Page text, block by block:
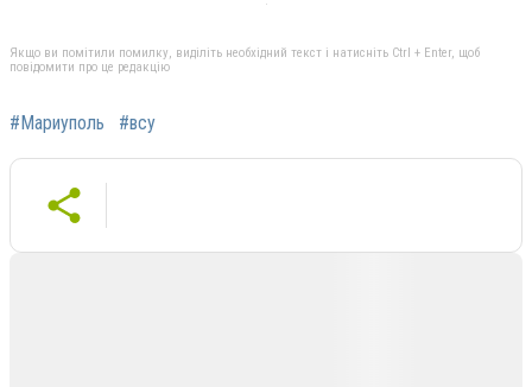
Якщо ви помітили помилку, виділіть необхідний текст і натисніть Ctrl + Enter, щоб
повідомити про це редакцію
#Мариуполь #всу